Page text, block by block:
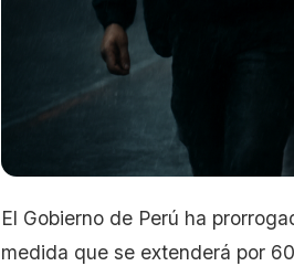
El Gobierno de Perú ha
medida que se extenderá por